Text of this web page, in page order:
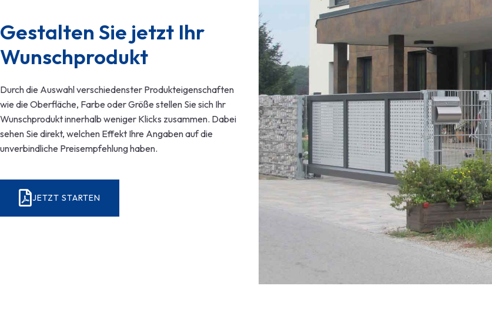
Gestalten Sie jetzt Ihr
Wunschprodukt
Durch die Auswahl verschiedenster Produkteigenschaften
wie die Oberfläche, Farbe oder Größe stellen Sie sich Ihr
Wunschprodukt innerhalb weniger Klicks zusammen. Dabei
sehen Sie direkt, welchen Effekt Ihre Angaben auf die
unverbindliche Preisempfehlung haben.
JETZT STARTEN